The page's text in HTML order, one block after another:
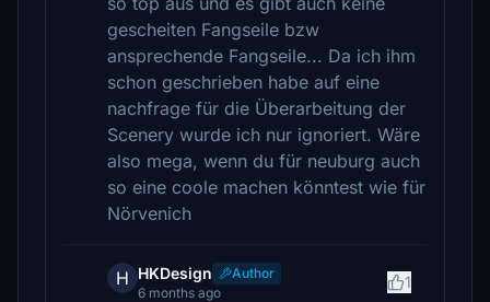
gescheiten Fangseile bzw
ansprechende Fangseile... Da ich ihm
schon geschrieben habe auf eine
nachfrage für die Überarbeitung der
Scenery wurde ich nur ignoriert. Wäre
also mega, wenn du für neuburg auch
so eine coole machen könntest wie für
Nörvenich
H HKDesign
Author
6 months ago
1